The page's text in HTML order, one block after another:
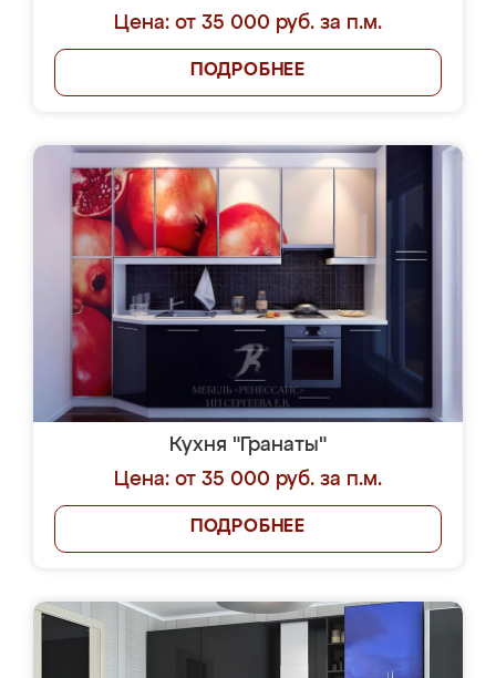
Цена: от 35 000 руб. за п.м.
ПОДРОБНЕЕ
Кухня "Гранаты"
Цена: от 35 000 руб. за п.м.
ПОДРОБНЕЕ